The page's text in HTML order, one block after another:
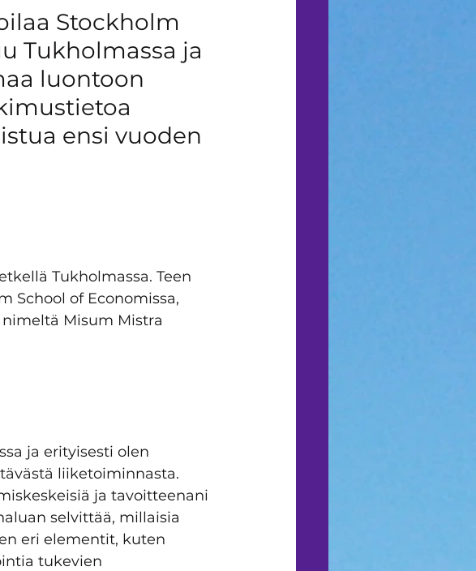
metsien
Stockholm
Tukholmassa ja
luontoon
ensi vuoden
Tukholmassa. Teen
School of Economissa,
Misum Mistra
ja erityisesti olen
liiketoiminnasta.
ja tavoitteenani
selvittää, millaisia
eri elementit, kuten
tukevien